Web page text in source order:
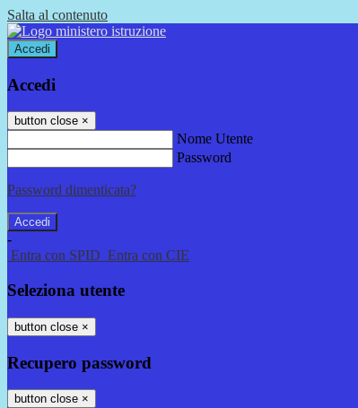
Salta al contenuto
Accedi
Accedi
button close ×
Nome Utente
Password
Password dimenticata?
-
Entra con SPID Entra con CIE
Seleziona utente
button close ×
Recupero password
button close ×